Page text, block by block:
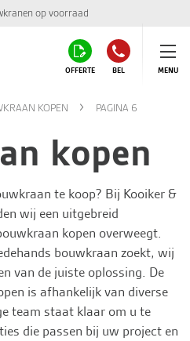
op voorraad
OFFERTE BEL MENU
KOPEN PAGINA 6
kopen
te koop? Bij Kooiker &
wij een uitgebreid
kopen overweegt.
bouwkraan zoekt, wij
van de juiste oplossing. De
is afhankelijk van diverse
team staat klaar om u te
die passen bij uw project en